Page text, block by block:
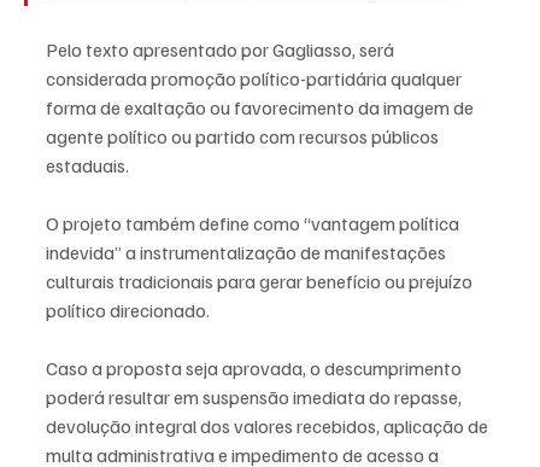
Pelo texto apresentado por Gagliasso, será
considerada promoção político-partidária qualquer
forma de exaltação ou favorecimento da imagem de
agente político ou partido com recursos públicos
estaduais.
O projeto também define como “vantagem política
indevida” a instrumentalização de manifestações
culturais tradicionais para gerar benefício ou prejuízo
político direcionado.
Caso a proposta seja aprovada, o descumprimento
poderá resultar em suspensão imediata do repasse,
devolução integral dos valores recebidos, aplicação de
multa administrativa e impedimento de acesso a